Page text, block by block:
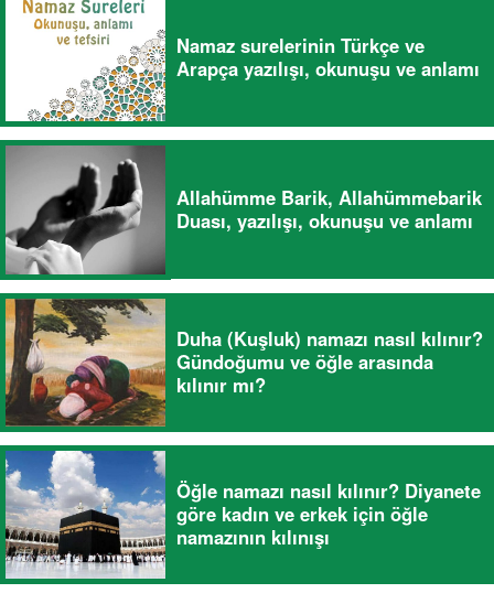
Namaz surelerinin Türkçe ve
Arapça yazılışı, okunuşu ve anlamı
Allahümme Barik, Allahümmebarik
Duası, yazılışı, okunuşu ve anlamı
Duha (Kuşluk) namazı nasıl kılınır?
Gündoğumu ve öğle arasında
kılınır mı?
Öğle namazı nasıl kılınır? Diyanete
göre kadın ve erkek için öğle
namazının kılınışı